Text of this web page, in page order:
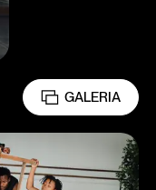
GALERIA